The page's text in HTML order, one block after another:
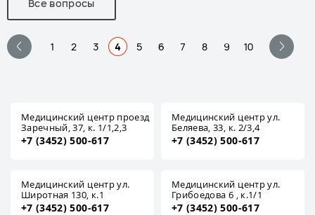
Все вопросы
1 2 3 4 5 6 7 8 9 10
Медицинский центр проезд
Заречный, 37, к. 1/1,2,3
+7 (3452) 500-617
Медицинский центр ул.
Беляева, 33, к. 2/3,4
+7 (3452) 500-617
Медицинский центр ул.
Широтная 130, к.1
+7 (3452) 500-617
Медицинский центр ул.
Грибоедова 6 , к.1/1
+7 (3452) 500-617